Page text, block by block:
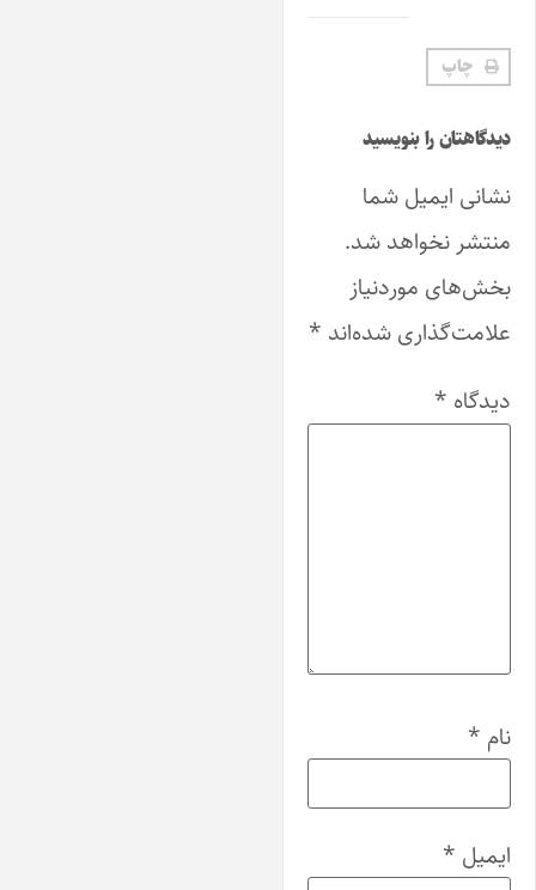
چاپ
دیدگاهتان را بنویسید
نشانی ایمیل شما
منتشر نخواهد شد.
بخش‌های موردنیاز
علامت‌گذاری شده‌اند*
دیدگاه*
نام*
ایمیل*